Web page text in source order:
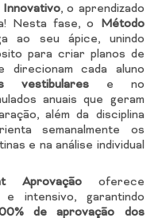
, o aprendizado
Nesta fase, o Método
ao seu ápice, unindo
para criar planos de
direcionam cada aluno
vestibularese no
anuais que geram
além da disciplina
semanalmente os
e na análise individual
Aprovaçãooferece
e intensivo, garantindo
de aprovação dos